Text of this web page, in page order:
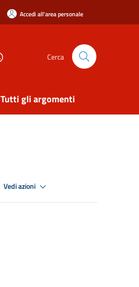
Accedi all'area personale
Cerca
Tutti gli argomenti
Vedi azioni